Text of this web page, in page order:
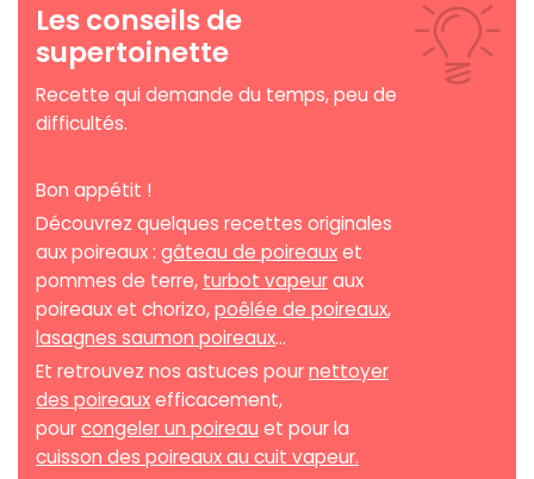
Les conseils de
supertoinette
Recette qui demande du temps, peu de
difficultés.
Bon appétit !
Découvrez quelques recettes originales
aux poireaux : gâteau de poireauxet
pommes de terre, turbot vapeuraux
poireaux et chorizo,poêlée de poireaux,
lasagnes saumon poireaux...
Et retrouvez nos astuces pournettoyer
des poireauxefficacement,
pourcongeler un poireau et pour la
cuisson des poireaux au cuit vapeur.